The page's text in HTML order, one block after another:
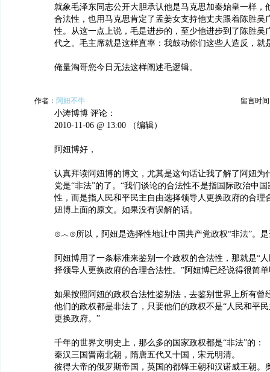
就象毛泽东同志公开大胆承认他是马克思加秦始皇一样，
合法性，也用马克思肯定了孟姜女支持他丈夫跟着陈胜吴
性。从这一点上说，毛是进步的，至少他进步到了陈胜吴
代之。毛主席就是这样直率：我鼓动你们这些人造反，就
俺量淘哥您今日无法这样阐述毛逻辑。
作者： 阿妞不牛 留言时间
小涛博博 评论：
2010-11-06 @ 13:00 （编辑）
阿妞博好，
认真拜读阿妞博的博文，尤其是这句话让我了解了阿妞为
党是“非法”的了。“我们谈论的合法性不是指国际政治中
性，而是指人民和平民主自由选择领导人更换政府的合
妞博上面的原文。如果没有误解的话。
⊙︿⊙所以，阿妞是选择性地让中国共产党政权“非法”。
阿妞博用了一条标准来鉴别一个政权的合法性，那就是“
择领导人更换政府的合理合法性。”阿妞博已经说得很简
如果按照阿妞的政权合法性鉴别法，去鉴别世界上所有曾
他们的政权都是非法了，只要他们的政权不是“人民和平
更换政府。”
千年的世界文明史上，那么多的国家政权都是“非法”的：
秦汉三国晋南北朝，隋唐五代又十国，宋元明清。
彼得大帝的俄罗斯帝国，英国的都铎王朝和汉诺威王朝。